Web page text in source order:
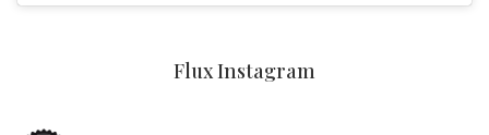
Flux Instagram